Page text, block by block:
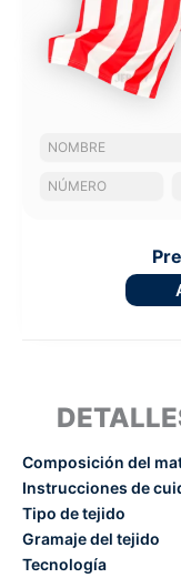
Composición del
Instrucciones de
Tipo de tejido
Gramaje del tejido
Tecnología